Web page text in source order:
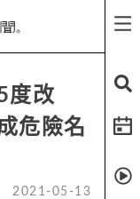
度改
危險名
2021-05-13